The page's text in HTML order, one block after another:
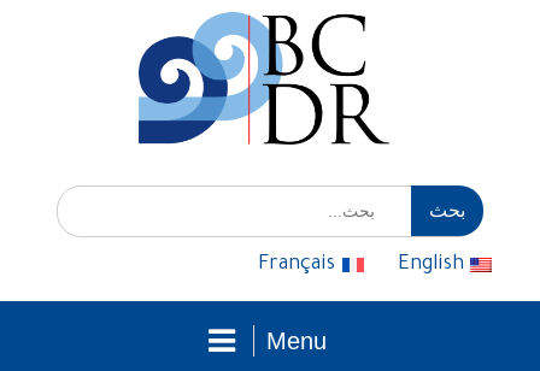
إبحث
عن:
English
Français
Menu